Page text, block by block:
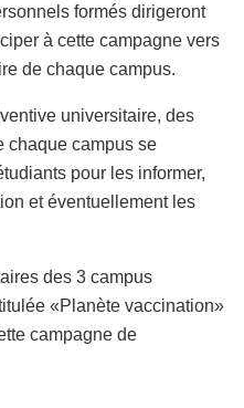
formés dirigeront
à cette campagne vers
de chaque campus.
universitaire, des
chaque campus se
pour les informer,
et éventuellement les
des 3 campus
«Planète vaccination»
campagne de